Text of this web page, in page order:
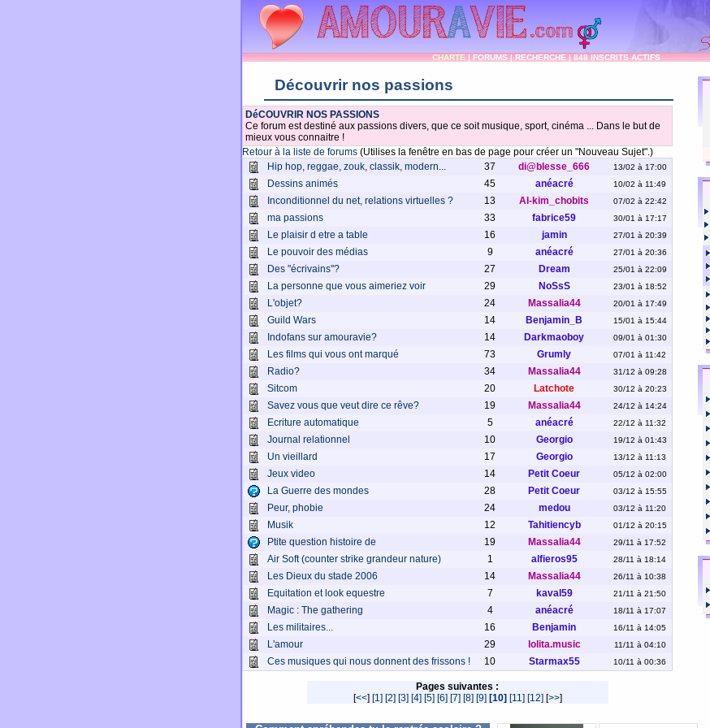
CHARTE|FORUMS|RECHERCHE|848 INSCRITS ACTIFS
Découvrir nos passions
DéCOUVRIR NOS PASSIONS
Ce forum est destiné aux passions divers, que ce soit musique, sport, cinéma ... Dans le but de
mieux vous connaitre !
Retour à la liste de forums (Utilises la fenêtre en bas de page pour créer un "Nouveau Sujet".)
Hip hop, reggae, zouk, classik, modern...
37 di@blesse_666 13/02 à 17:00
Dessins animés 45 anéacré 10/02 à 11:49
Inconditionnel du net, relations virtuelles ? 13 Al-kim_chobits 07/02 à 22:42
ma passions 33 fabrice59 30/01 à 17:17
Le plaisir d etre a table 16 jamin 27/01 à 20:39
Le pouvoir des médias 9 anéacré 27/01 à 20:36
Des "écrivains"? 27 Dream 25/01 à 22:09
La personne que vous aimeriez voir 29 NoSsS 23/01 à 18:52
L'objet? 24 Massalia44 20/01 à 17:49
Guild Wars 14 Benjamin_B 15/01 à 15:44
Indofans sur amouravie? 14 Darkmaoboy 09/01 à 01:30
Les films qui vous ont marqué 73 Grumly 07/01 à 11:42
Radio? 34 Massalia44 31/12 à 09:28
Sitcom 20 Latchote 30/12 à 20:23
Savez vous que veut dire ce rêve? 19 Massalia44 24/12 à 14:24
Ecriture automatique 5 anéacré 22/12 à 11:32
Journal relationnel 10 Georgio 19/12 à 01:43
Un vieillard 17 Georgio 13/12 à 11:13
Jeux video 14 Petit Coeur 05/12 à 02:00
La Guerre des mondes 28 Petit Coeur 03/12 à 15:55
Peur, phobie 24 medou 03/12 à 11:20
Musik 12 Tahitiencyb 01/12 à 20:15
Ptite question histoire de 19 Massalia44 29/11 à 17:52
Air Soft (counter strike grandeur nature) 1 alfieros95 28/11 à 18:14
Les Dieux du stade 2006 14 Massalia44 26/11 à 10:38
Equitation et look equestre 7 kaval59 21/11 à 21:50
Magic : The gathering 4 anéacré 18/11 à 17:07
Les militaires... 16 Benjamin 16/11 à 14:05
L'amour 29 lolita.music 11/11 à 04:10
Ces musiques qui nous donnent des frissons ! 10 Starmax55 10/11 à 00:36
Pages suivantes :
[<<] [1] [2] [3] [4] [5] [6] [7] [8] [9] [10] [11] [12] [>>]